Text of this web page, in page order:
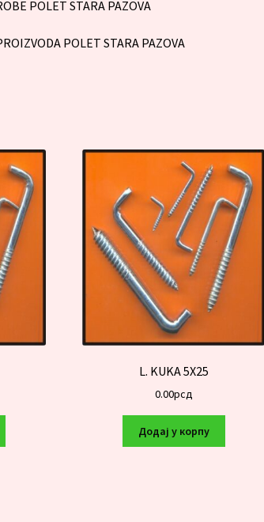
POLET STARA PAZOVA
POLET STARA PAZOVA
L. KUKA 5X25
0.00рсд
Додај у корпу